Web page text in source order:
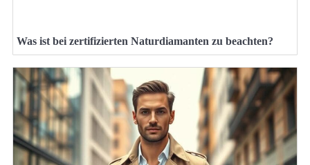
Was ist bei zertifizierten Naturdiamanten zu beachten?